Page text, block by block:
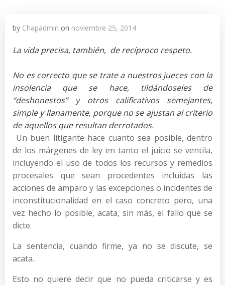
by Chapadmin on noviembre 25, 2014
La vida precisa, también, de recíproco respeto.
No es correcto que se trate a nuestros jueces con la
insolencia que se hace, tildándoseles de
“deshonestos” y otros calificativos semejantes,
simple y llanamente, porque no se ajustan al criterio
de aquellos que resultan derrotados.
Un buen litigante hace cuanto sea posible, dentro
de los márgenes de ley en tanto el juicio se ventila,
incluyendo el uso de todos los recursos y remedios
procesales que sean procedentes incluidas las
acciones de amparo y las excepciones o incidentes de
inconstitucionalidad en el caso concreto pero, una
vez hecho lo posible, acata, sin más, el fallo que se
dicte.
La sentencia, cuando firme, ya no se discute, se
acata.
Esto no quiere decir que no pueda criticarse y es